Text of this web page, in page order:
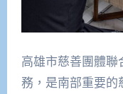
高雄市慈善團體
務，是南部重要的